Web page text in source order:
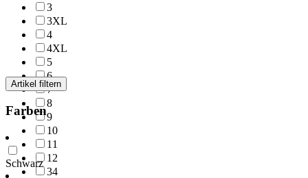
3
3XL
4
4XL
5
6
7
8
9
10
11
12
34
Artikel filtern
Farben
Schwarz